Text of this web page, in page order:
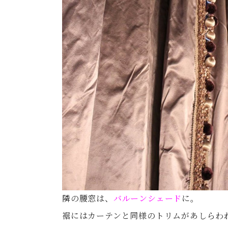
隣の腰窓は、 バルーンシェード に。
裾にはカーテンと同様のトリムがあしらわ